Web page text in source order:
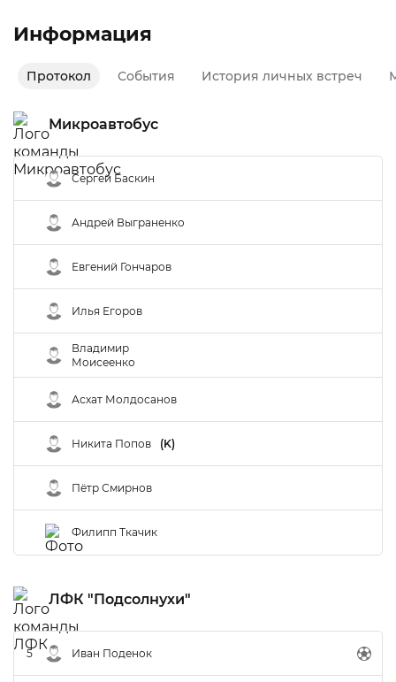
Информация
Протокол События История личных встреч
Микроавтобус
Сергей Баскин
Андрей Выграненко
Евгений Гончаров
Илья Егоров
Владимир
Моисеенко
Асхат Молдосанов
Никита Попов (K)
Пётр Смирнов
Филипп Ткачик
ЛФК "Подсолнухи"
5 Иван Поденок